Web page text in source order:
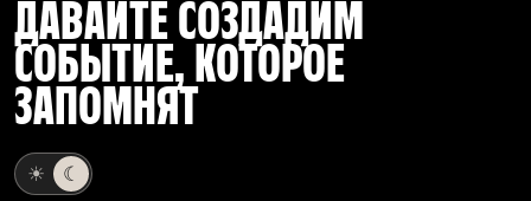
ДАВАЙТЕ СОЗДАДИМ
СОБЫТИЕ, КОТОРОЕ
ЗАПОМНЯТ
☀ ☾